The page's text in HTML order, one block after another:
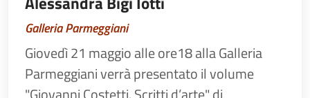
Galleria Parmeggiani
Giovedì 21 maggio alle ore18 alla Galleria
Parmeggiani verrà presentato il volume